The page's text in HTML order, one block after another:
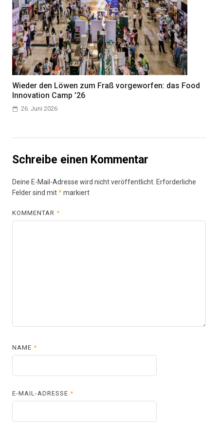
Wieder den Löwen zum Fraß vorgeworfen: das Food
Innovation Camp ’26
26. Juni 2026
Schreibe einen Kommentar
Deine E-Mail-Adresse wird nicht veröffentlicht. Erforderliche
Felder sind mit*markiert
KOMMENTAR*
NAME*
E-MAIL-ADRESSE*